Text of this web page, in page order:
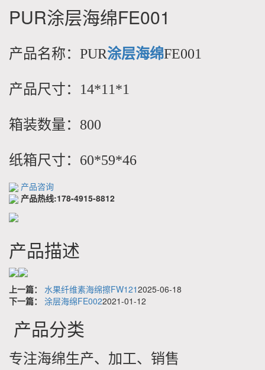
PUR涂层海绵FE001
产品名称：PUR涂层海绵FE001
产品尺寸：14*11*1
箱装数量：800
纸箱尺寸：60*59*46
产品咨询
产品热线:178-4915-8812
产品描述
上一篇： 水果纤维素海绵擦FW1212025-06-18
下一篇：
涂层海绵FE0022021-01-12
产品分类
专注海绵生产、加工、销售